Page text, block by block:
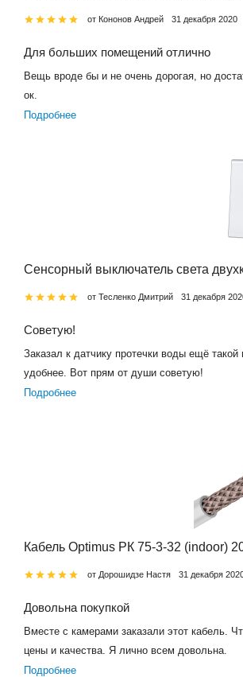
от Кононов Андрей 31 декабря 2020
Для больших помещений отлично
Вещь вроде бы и не очень дорогая, но
ок.
Подробнее
Сенсорный выключатель света
от Тесленко Дмитрий 31 декабря
Советую!
Заказал к датчику протечки воды ещё
удобнее. Вот прям от души советую!
Подробнее
Кабель Optimus РК 75-3-32 (indoor)
от Дорошидзе Настя 31 декабря
Довольна покупкой
Вместе с камерами заказали этот кабель.
цены и качества. Я лично всем довольна.
Подробнее